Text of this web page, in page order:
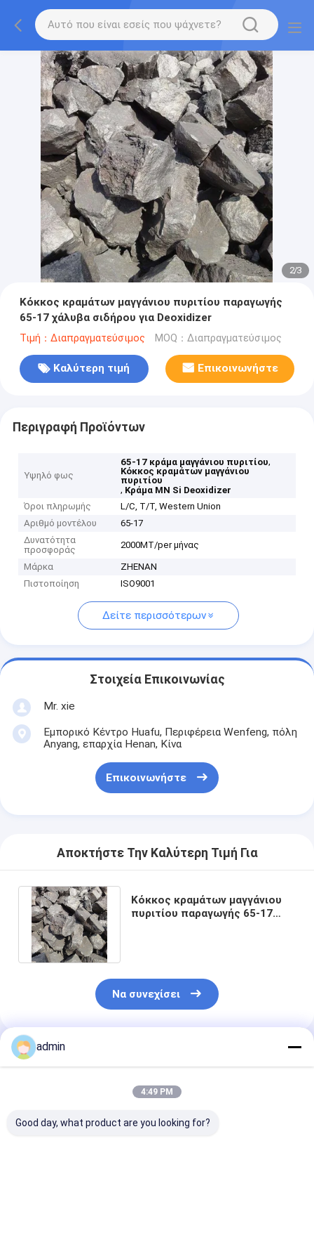
2/3
Κόκκος κραμάτων μαγγάνιου πυριτίου παραγωγής
65-17 χάλυβα σιδήρου για Deoxidizer
Τιμή：Διαπραγματεύσιμος MOQ：Διαπραγματεύσιμος
Καλύτερη τιμή Επικοινωνήστε
Περιγραφή Προϊόντων
Υψηλό φως
65-17 κράμα μαγγάνιου πυριτίου,
Κόκκος κραμάτων μαγγάνιου
πυριτίου
, Κράμα ΜΝ Si Deoxidizer
Όροι πληρωμής
L/C, T/T, Western Union
Αριθμό μοντέλου
65-17
Δυνατότητα
προσφοράς
2000MT/per μήνας
Μάρκα
ZHENAN
Πιστοποίηση
ISO9001
Δείτε περισσότερων
Στοιχεία Επικοινωνίας
Mr. xie
Εμπορικό Κέντρο Huafu, Περιφέρεια Wenfeng, πόλη
Anyang, επαρχία Henan, Κίνα
Επικοινωνήστε
Αποκτήστε Την Καλύτερη Τιμή Για
Κόκκος κραμάτων μαγγάνιου
πυριτίου παραγωγής 65-17
Να συνεχίσει
Συνιστώμενα Προϊόντα
admin
4:49 PM
Good day, what product are you looking for?